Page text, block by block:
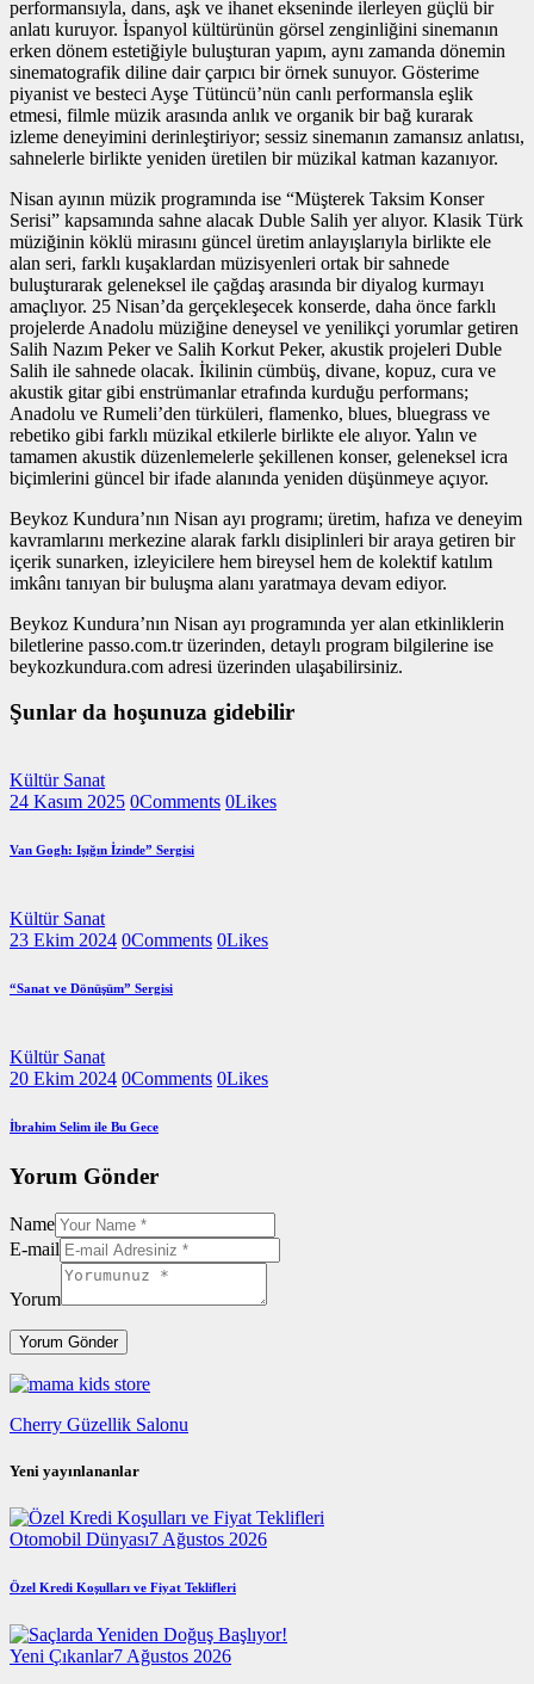
performansıyla, dans, aşk ve ihanet ekseninde ilerleyen güçlü bir
anlatı kuruyor. İspanyol kültürünün görsel zenginliğini sinemanın
erken dönem estetiğiyle buluşturan yapım, aynı zamanda dönemin
sinematografik diline dair çarpıcı bir örnek sunuyor. Gösterime
piyanist ve besteci Ayşe Tütüncü’nün canlı performansla eşlik
etmesi, filmle müzik arasında anlık ve organik bir bağ kurarak
izleme deneyimini derinleştiriyor; sessiz sinemanın zamansız anlatısı,
sahnelerle birlikte yeniden üretilen bir müzikal katman kazanıyor.
Nisan ayının müzik programında ise “Müşterek Taksim Konser
Serisi” kapsamında sahne alacak Duble Salih yer alıyor. Klasik Türk
müziğinin köklü mirasını güncel üretim anlayışlarıyla birlikte ele
alan seri, farklı kuşaklardan müzisyenleri ortak bir sahnede
buluşturarak geleneksel ile çağdaş arasında bir diyalog kurmayı
amaçlıyor. 25 Nisan’da gerçekleşecek konserde, daha önce farklı
projelerde Anadolu müziğine deneysel ve yenilikçi yorumlar getiren
Salih Nazım Peker ve Salih Korkut Peker, akustik projeleri Duble
Salih ile sahnede olacak. İkilinin cümbüş, divane, kopuz, cura ve
akustik gitar gibi enstrümanlar etrafında kurduğu performans;
Anadolu ve Rumeli’den türküleri, flamenko, blues, bluegrass ve
rebetiko gibi farklı müzikal etkilerle birlikte ele alıyor. Yalın ve
tamamen akustik düzenlemelerle şekillenen konser, geleneksel icra
biçimlerini güncel bir ifade alanında yeniden düşünmeye açıyor.
Beykoz Kundura’nın Nisan ayı programı; üretim, hafıza ve deneyim
kavramlarını merkezine alarak farklı disiplinleri bir araya getiren bir
içerik sunarken, izleyicilere hem bireysel hem de kolektif katılım
imkânı tanıyan bir buluşma alanı yaratmaya devam ediyor.
Beykoz Kundura’nın Nisan ayı programında yer alan etkinliklerin
biletlerine passo.com.tr üzerinden, detaylı program bilgilerine ise
beykozkundura.com adresi üzerinden ulaşabilirsiniz.
Şunlar da hoşunuza gidebilir
Kültür Sanat
24 Kasım 2025 0Comments 0Likes
Van Gogh: Işığın İzinde” Sergisi
Kültür Sanat
23 Ekim 2024 0Comments 0Likes
“Sanat ve Dönüşüm” Sergisi
Kültür Sanat
20 Ekim 2024 0Comments 0Likes
İbrahim Selim ile Bu Gece
Yorum Gönder
Name
E-mail
Yorum
Cherry Güzellik Salonu
Yeni yayınlananlar
Otomobil Dünyası7 Ağustos 2026
Özel Kredi Koşulları ve Fiyat Teklifleri
Yeni Çıkanlar7 Ağustos 2026